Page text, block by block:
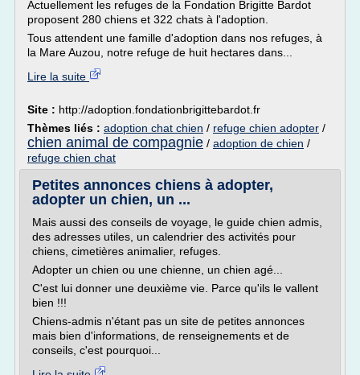
Actuellement les refuges de la Fondation Brigitte Bardot
proposent 280 chiens et 322 chats à l'adoption.
Tous attendent une famille d'adoption dans nos refuges, à
la Mare Auzou, notre refuge de huit hectares dans...
Lire la suite
Site : http://adoption.fondationbrigittebardot.fr
Thèmes liés : adoption chat chien / refuge chien adopter /
chien animal de compagnie / adoption de chien /
refuge chien chat
Petites annonces chiens à adopter,
adopter un chien, un ...
Mais aussi des conseils de voyage, le guide chien admis,
des adresses utiles, un calendrier des activités pour
chiens, cimetières animalier, refuges.
Adopter un chien ou une chienne, un chien agé...
C'est lui donner une deuxième vie. Parce qu'ils le vallent
bien !!!
Chiens-admis n'étant pas un site de petites annonces
mais bien d'informations, de renseignements et de
conseils, c'est pourquoi...